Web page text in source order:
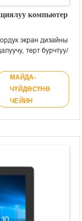
компьютер
экран дизайны
төрт бурчтуу/
берет
индикатор
МАЙДА-
ЧҮЙДӨСҮНӨ
ЧЕЙИН